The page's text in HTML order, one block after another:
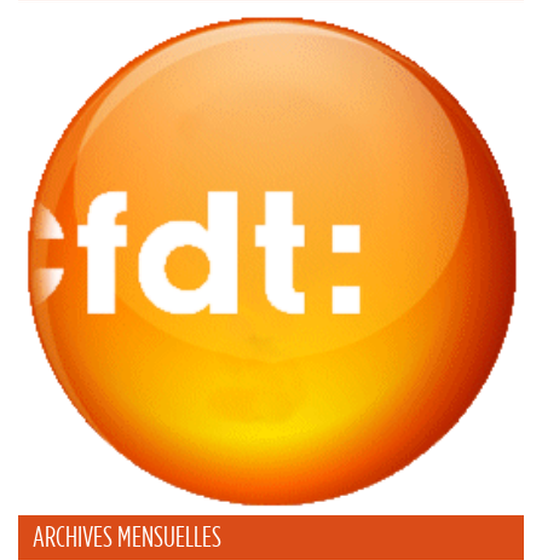
ARCHIVES MENSUELLES